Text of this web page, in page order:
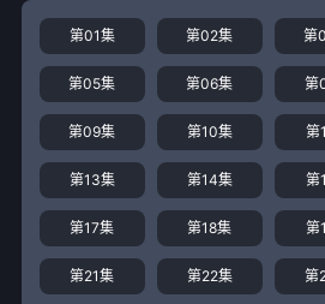
第01集 第02集 第
第05集 第06集 第
第09集 第10集 第
第13集 第14集 第
第17集 第18集 第
第21集 第22集 第